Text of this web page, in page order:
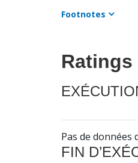
Footnotes
Ratings
Pas de données
FIN